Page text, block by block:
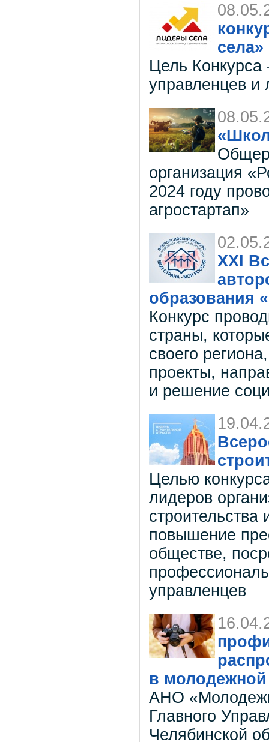
села»
Цель Конкурса
управленцев и
организация
2024 году
агростартап»
XХI
образования
Конкурс
страны,
своего
проекты,
и решение
Целью
лидеров
повышение
обществе,
управленцев
в молодежной
АНО
Главного
Челябинской